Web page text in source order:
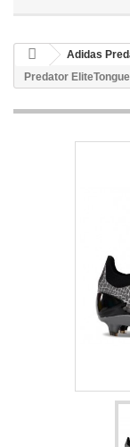
Adidas
Predator